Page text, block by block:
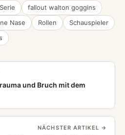
fallout walton goggins
Nase Rollen
Schauspieler
und Bruch mit dem
NÄCHSTER ARTIKEL →